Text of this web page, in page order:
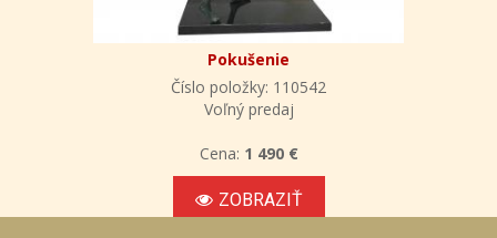
Pokušenie
Číslo položky: 110542
Voľný predaj
Cena: 1 490 €
ZOBRAZIŤ